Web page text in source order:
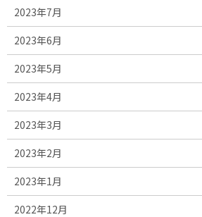
2023年7月
2023年6月
2023年5月
2023年4月
2023年3月
2023年2月
2023年1月
2022年12月